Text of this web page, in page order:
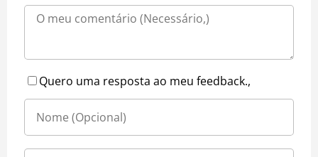
Quero uma resposta ao meu feedback.,